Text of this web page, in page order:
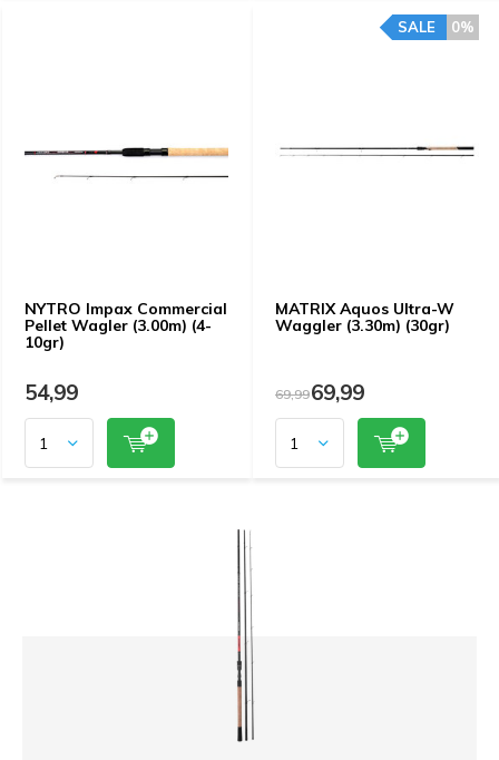
NYTRO Impax Commercial
Pellet Wagler (3.00m) (4-
10gr)
54,99
MATRIX Aquos Ultra-W
Waggler (3.30m) (30gr)
0%
SALE
69,9969,99